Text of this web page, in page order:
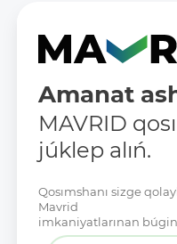
Amanat
MAVRID
júklep alıń.
Qosımshanı sizge
Mavrid
imkaniyatlarınan